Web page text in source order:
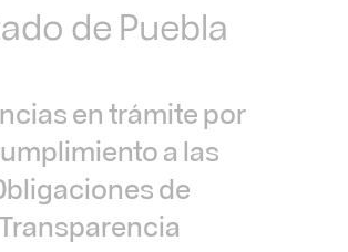
de Puebla
en trámite por
a las
de
Transparencia